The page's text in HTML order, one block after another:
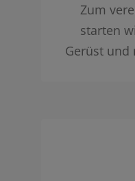
Zum
starten
Gerüst und